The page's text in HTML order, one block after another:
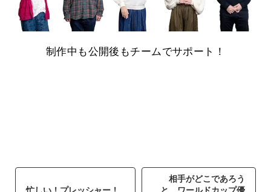
制作中も公開後もチームでサポート！
相手がどこであろう